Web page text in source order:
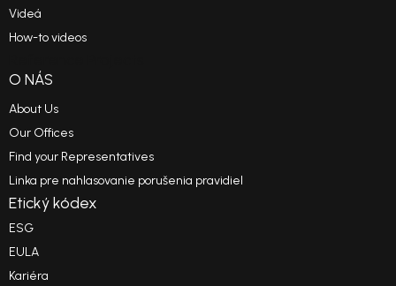
Videá
How-to videos
O NÁS
About Us
Our Offices
Find your Representatives
Linka pre nahlasovanie porušenia pravidiel
Etický kódex
ESG
EULA
Kariéra